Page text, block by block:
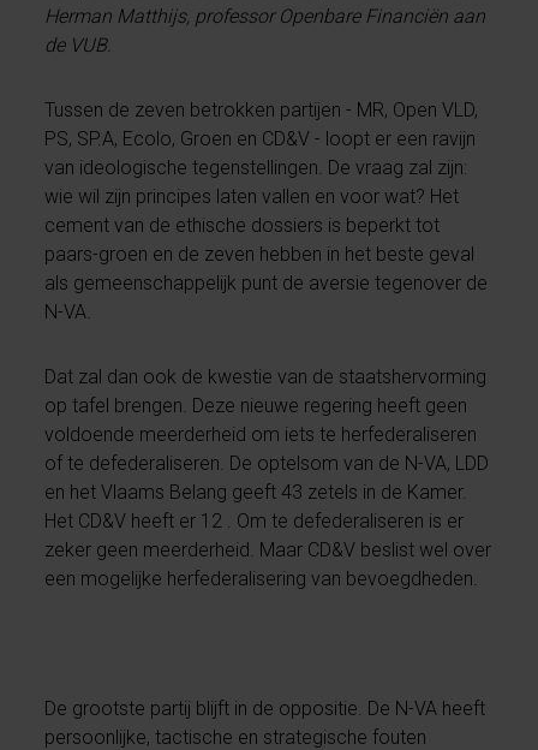
Herman Matthijs, professor Openbare Financiën aan
de VUB.
Tussen de zeven betrokken partijen - MR, Open VLD,
PS, SP.A, Ecolo, Groen en CD&V - loopt er een ravijn
van ideologische tegenstellingen. De vraag zal zijn:
wie wil zijn principes laten vallen en voor wat? Het
cement van de ethische dossiers is beperkt tot
paars-groen en de zeven hebben in het beste geval
als gemeenschappelijk punt de aversie tegenover de
N-VA.
Dat zal dan ook de kwestie van de staatshervorming
op tafel brengen. Deze nieuwe regering heeft geen
voldoende meerderheid om iets te herfederaliseren
of te defederaliseren. De optelsom van de N-VA, LDD
en het Vlaams Belang geeft 43 zetels in de Kamer.
Het CD&V heeft er 12 . Om te defederaliseren is er
zeker geen meerderheid. Maar CD&V beslist wel over
een mogelijke herfederalisering van bevoegdheden.
De grootste partij blijft in de oppositie. De N-VA heeft
persoonlijke, tactische en strategische fouten